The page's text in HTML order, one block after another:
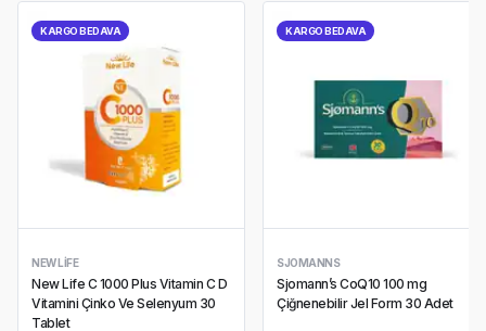
KARGO BEDAVA
NEW LIFE
New Life C 1000 Plus Vitamin C D
Vitamini Çinko Ve Selenyum 30
Tablet
KARGO BEDAVA
SJOMANNS
Sjomann’s CoQ10 100 mg
Çiğnenebilir Jel Form 30 Adet